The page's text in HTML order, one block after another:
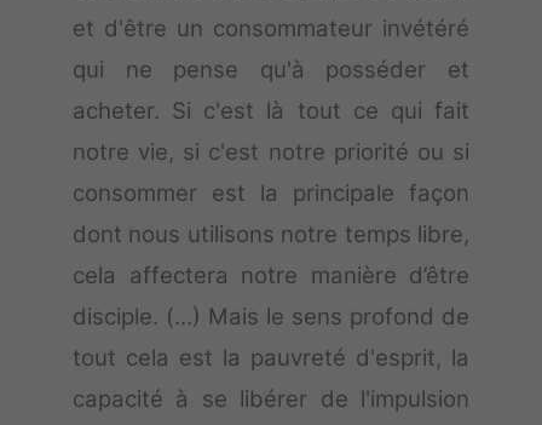
et d'être un consommateur invétéré
qui ne pense qu'à posséder et
acheter. Si c'est là tout ce qui fait
notre vie, si c'est notre priorité ou si
consommer est la principale façon
dont nous utilisons notre temps libre,
cela affectera notre manière d’être
disciple. (...) Mais le sens profond de
tout cela est la pauvreté d'esprit, la
capacité à se libérer de l'impulsion